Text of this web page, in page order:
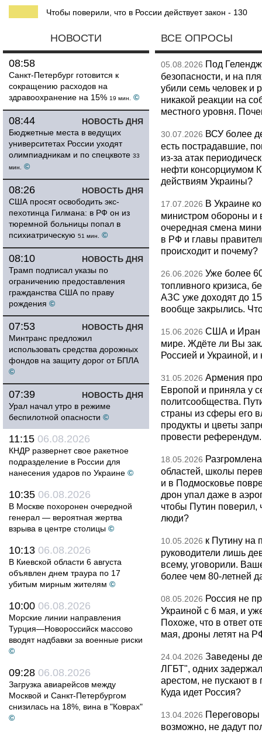
Чтобы поверили, что в России действует закон - 130
НОВОСТИ
08:58
Санкт-Петербург готовится к
сокращению расходов на
здравоохранение на 15% 19 мин. ©
НОВОСТЬ ДНЯ
08:44
Бюджетные места в ведущих
университетах России уходят
олимпиадникам и по спецквоте 33
мин.
©
НОВОСТЬ ДНЯ
08:26
США просят освободить экс-
пехотинца Гилмана: в РФ он из
тюремной больницы попал в
психиатрическую 51 мин. ©
НОВОСТЬ ДНЯ
08:10
Трамп подписал указы по
ограничению предоставления
гражданства США по праву
рождения ©
НОВОСТЬ ДНЯ
07:53
Минтранс предложил
использовать средства дорожных
фондов на защиту дорог от БПЛА
©
НОВОСТЬ ДНЯ
07:39
Урал начал утро в режиме
беспилотной опасности ©
11:15 06.08.2026
КНДР развернет свое ракетное
подразделение в России для
нанесения ударов по Украине ©
10:35 06.08.2026
В Москве похоронен очередной
генерал — вероятная жертва
взрыва в центре столицы ©
10:13 06.08.2026
В Киевской области 6 августа
объявлен днем траура по 17
убитым мирным жителям ©
10:00 06.08.2026
Морские линии направления
Турция—Новороссийск массово
вводят надбавки за военные риски
©
09:28 06.08.2026
Загрузка авиарейсов между
Москвой и Санкт-Петербургом
снизилась на 18%, вина в "Коврах"
©
ВСЕ ОПРОСЫ
05.08.2026 Под
безопасности, и на
убили семь человек и
никакой реакции на
местного уровня.
30.07.2026 ВСУ более
есть пострадавшие,
из-за атак
нефти консорциумом
действиям Украины?
17.07.2026 В Украине
министром обороны и
очередная смена
в РФ и главы
происходит и почему?
26.06.2026 Уже более
топливного кризиса,
АЗС уже доходят до
вообще закрылись.
15.06.2026 США и Иран
мире. Ждёте ли Вы
Россией и Украиной,
31.05.2026 Армения
Европой и приняла у
политсообщества.
страны из сферы его
продукты и цветы
провести
18.05.2026
областей, школы
и в Подмосковье
дрон упал даже в
чтобы Путин поверил,
люди?
10.05.2026 к Путину на
руководители лишь
всему, уговорили.
более чем 80-летней
08.05.2026 Россия не
Украиной с 6 мая, и
Похоже, что в ответ
мая, дроны летят на
24.04.2026 Заведены
ЛГБТ", одних
арестом, не пускают
Куда идет Россия?
13.04.2026
возможно, не дадут